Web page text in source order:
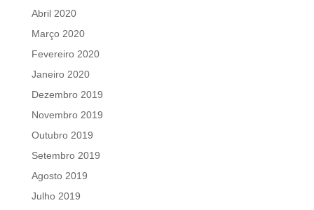
Abril 2020
Março 2020
Fevereiro 2020
Janeiro 2020
Dezembro 2019
Novembro 2019
Outubro 2019
Setembro 2019
Agosto 2019
Julho 2019